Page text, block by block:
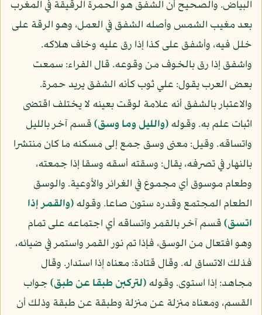
البياض. والصحيح أن الشفق هو الحمرة الرقيقة في المغرب
بعد مغيب الشمس وأصله الشفق في العمل، وهو الرقة على
خلل فيه، وأشفق على كذا إذا رق عليه وخاف هلاكه.
واشفق إذا رق بالخوف من وقوعه. قال الفراء: سمعت
بعض العرب يقول: علي ثوب كأنه الشفق يريد حمرة.
والاعتبار بالشفق أنه علامة لوقت بعينه لا يختلف اقتضى
اثبات علم به. وقوله(والليل وما وسق)قسم آخر بالليل
واتساقه. وقيل: معنى وسق جمع إلى مسكنه ما كان منتشرا
بالنهار في تصرفه، يقال: وسقته أسقه وسقا إذا جمعته،
وطعام موسوق أي مجموع في الغرائر والأوعية. والوسق
الطعام المجتمع وقدره ستون صاعا. وقوله(والقمر إذا
اتسق)قسم آخر بالقمر واتساقه أي اجتماعه على تمام
وهو افتعال من الوسق، فإذا تم نور القمر واستمر في ضيائه،
فذلك الاتساق له. وقال قتادة: معناه إذا استدار. وقال
مجاهد: إذا استوى. وقوله(لتركبن طبقا عن طبق)جواب
القسم، ومعناه منزلة عن منزلة وطبقة عن طبقة وذلك أن